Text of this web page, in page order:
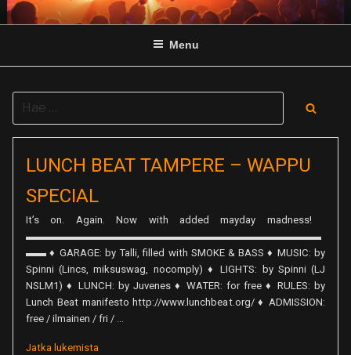
Skip
to
Menu
Search
for:
LUNCH BEAT TAMPERE – WAPPU
SPECIAL
It’s on. Again. Now with added mayday madness!
▬▬▬▬▬▬▬▬▬▬▬▬▬▬▬▬▬▬▬▬▬▬▬▬▬▬▬▬▬
▬▬ ♦ GARAGE: by Talli, filled with SMOKE & BASS ♦ MUSIC: by
Spinni (Lincs, miksuswag, nocomply) ♦ LIGHTS: by Spinni (LJ
NSLM1) ♦ LUNCH: by Juvenes ♦ WATER: for free ♦ RULES: by
Lunch Beat manifesto http://www.lunchbeat.org/ ♦ ADMISSION:
free / ilmainen / fri / …
Jatka lukemista